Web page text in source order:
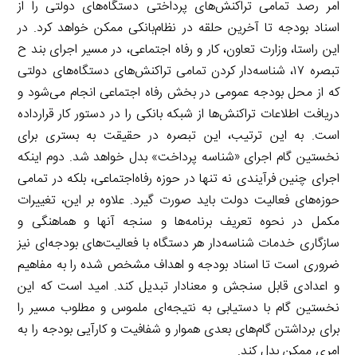
امر رصد تمامی تراکنش‌های پرداختی دستگاه‌های دولتی را از
اسناد بودجه تا آخرین حلقه در نظام‌بانکی ممکن خواهد کرد. در
این راستا، وزارت تعاون، کار و رفاه اجتماعی، در مسیر اجرای بند ح
تبصره ۱۷، شناسه‌دار کردن تمامی تراکنش‌های دستگاه‌های دولتی
که از محل بودجه عمومی در بخش رفاه اجتماعی انجام می‌شود و
دریافت اطلاعات تراکنش‌ها از شبکه بانکی را در دستور کار قرارداده
است. به این ترتیب، این تبصره در حقیقت به بستری برای
نخستین گام اجرای «شناسه پرداخت» بدل خواهد شد. دوم اینکه
اجرای چنین فرآیندی نه تنها در حوزه رفاه‌اجتماعی، بلکه در تمامی
حوزه‌های فعالیت دولت باید صورت گیرد. علاوه بر این، تغییرات
مکمل در نحوه تعریف برنامه‌ها و سنجه آنها و هماهنگی و
سازگاری خدمات شناسه‌دار هر دستگاه با فعالیت‌های بودجه‌ای نیز
ضروری است تا اسناد بودجه و اهداف مشخص شده را به مفاهیم
و اعدادی قابل سنجش و معنادار تبدیل کند. امید است که این
نخستین گام با دستیابی به نتیجه‌ای ملموس و مطلوب مسیر را
برای برداشتن گام‌های بعدی هموار و شفافیت و کارآیی بودجه را به